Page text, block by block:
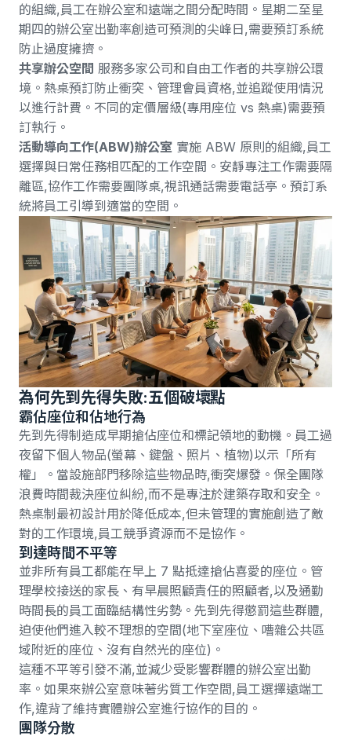
的組織,員工在辦公室和遠端之間分配時間。星期二至星
期四的辦公室出勤率創造可預測的尖峰日,需要預訂系統
防止過度擁擠。
共享辦公空間 服務多家公司和自由工作者的共享辦公環
境。熱桌預訂防止衝突、管理會員資格,並追蹤使用情況
以進行計費。不同的定價層級(專用座位 vs 熱桌)需要預
訂執行。
活動導向工作(ABW)辦公室 實施 ABW 原則的組織,員工
選擇與日常任務相匹配的工作空間。安靜專注工作需要隔
離區,協作工作需要團隊桌,視訊通話需要電話亭。預訂系
統將員工引導到適當的空間。
為何先到先得失敗:五個破壞點
霸佔座位和佔地行為
先到先得制造成早期搶佔座位和標記領地的動機。員工過
夜留下個人物品(螢幕、鍵盤、照片、植物)以示「所有
權」。當設施部門移除這些物品時,衝突爆發。保全團隊
浪費時間裁決座位糾紛,而不是專注於建築存取和安全。
熱桌制 最初設計用於降低成本,但未管理的實施創造了敵
對的工作環境,員工競爭資源而不是協作。
到達時間不平等
並非所有員工都能在早上 7 點抵達搶佔喜愛的座位。管
理學校接送的家長、有早晨照顧責任的照顧者,以及通勤
時間長的員工面臨結構性劣勢。先到先得懲罰這些群體,
迫使他們進入較不理想的空間(地下室座位、嘈雜公共區
域附近的座位、沒有自然光的座位)。
這種不平等引發不滿,並減少受影響群體的辦公室出勤
率。如果來辦公室意味著劣質工作空間,員工選擇遠端工
作,違背了維持實體辦公室進行協作的目的。
團隊分散